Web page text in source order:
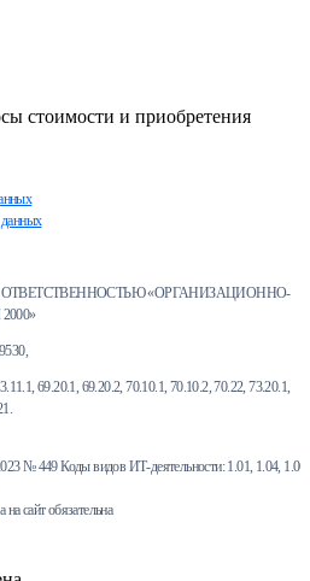
стоимости и приобретения
данных
«ОРГАНИЗАЦИОННО-
69.20.1, 69.20.2, 70.10.1, 70.10.2, 70.22, 73.20.1,
№ 449 Коды видов ИТ-деятельности: 1.01, 1.04, 1.06,
сайт обязательна